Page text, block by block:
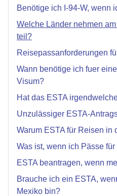
Benötige ich I-94-W, wenn
Welche Länder nehmen
teil?
Reisepassanforderungen
Wann benötige ich fuer
Visum?
Hat das ESTA
Unzulässiger ESTA-
Warum ESTA für Reisen in
Was ist, wenn ich Pässe
ESTA beantragen, wenn
Brauche ich ein ESTA,
Mexiko bin?